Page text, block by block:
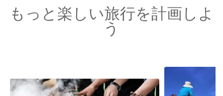
もっと楽しい旅行を計画しよ
う